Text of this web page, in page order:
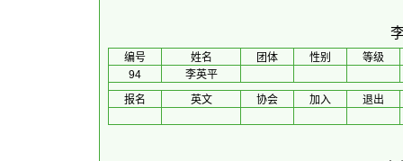
编号 姓名 团体 性别
等级
94
李英平
报名
英文 协会 加入 退出